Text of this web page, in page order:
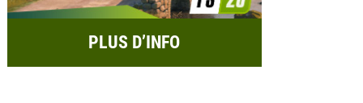
PLUS D’INFO